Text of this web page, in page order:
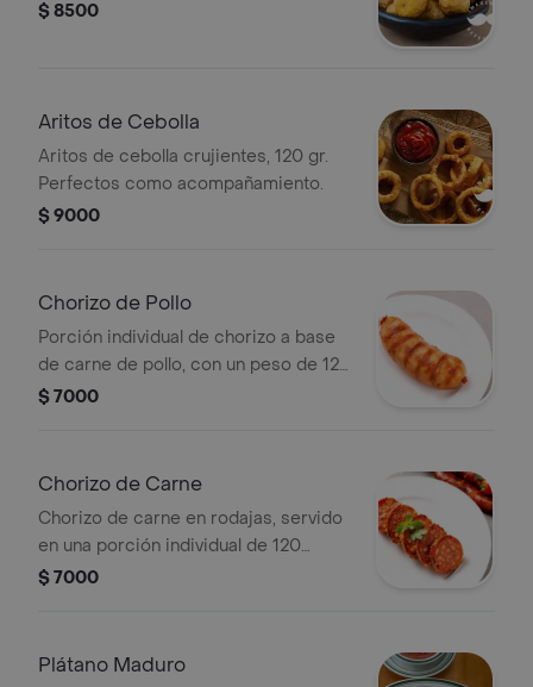
$ 8500
Aritos de Cebolla
Aritos de cebolla crujientes, 120 gr.
Perfectos como acompañamiento.
$ 9000
Chorizo de Pollo
Porción individual de chorizo a base
de carne de pollo, con un peso de 120
gramos.
$ 7000
Chorizo de Carne
Chorizo de carne en rodajas, servido
en una porción individual de 120
gramos.
$ 7000
Plátano Maduro